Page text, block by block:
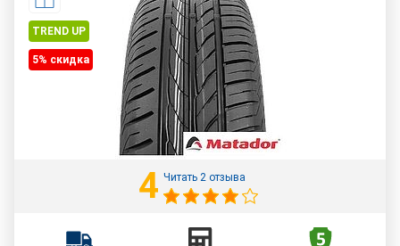
TREND UP
5% cкидка
4 Читать 2 отзыва